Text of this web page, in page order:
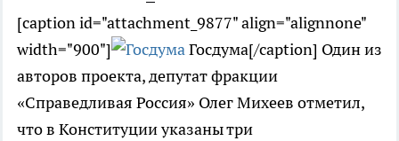
[caption id="attachment_9877" align="alignnone"
width="900"]
Госдума[/caption] Один из
авторов проекта, депутат фракции
«Справедливая Россия» Олег Михеев отметил,
что в Конституции указаны три